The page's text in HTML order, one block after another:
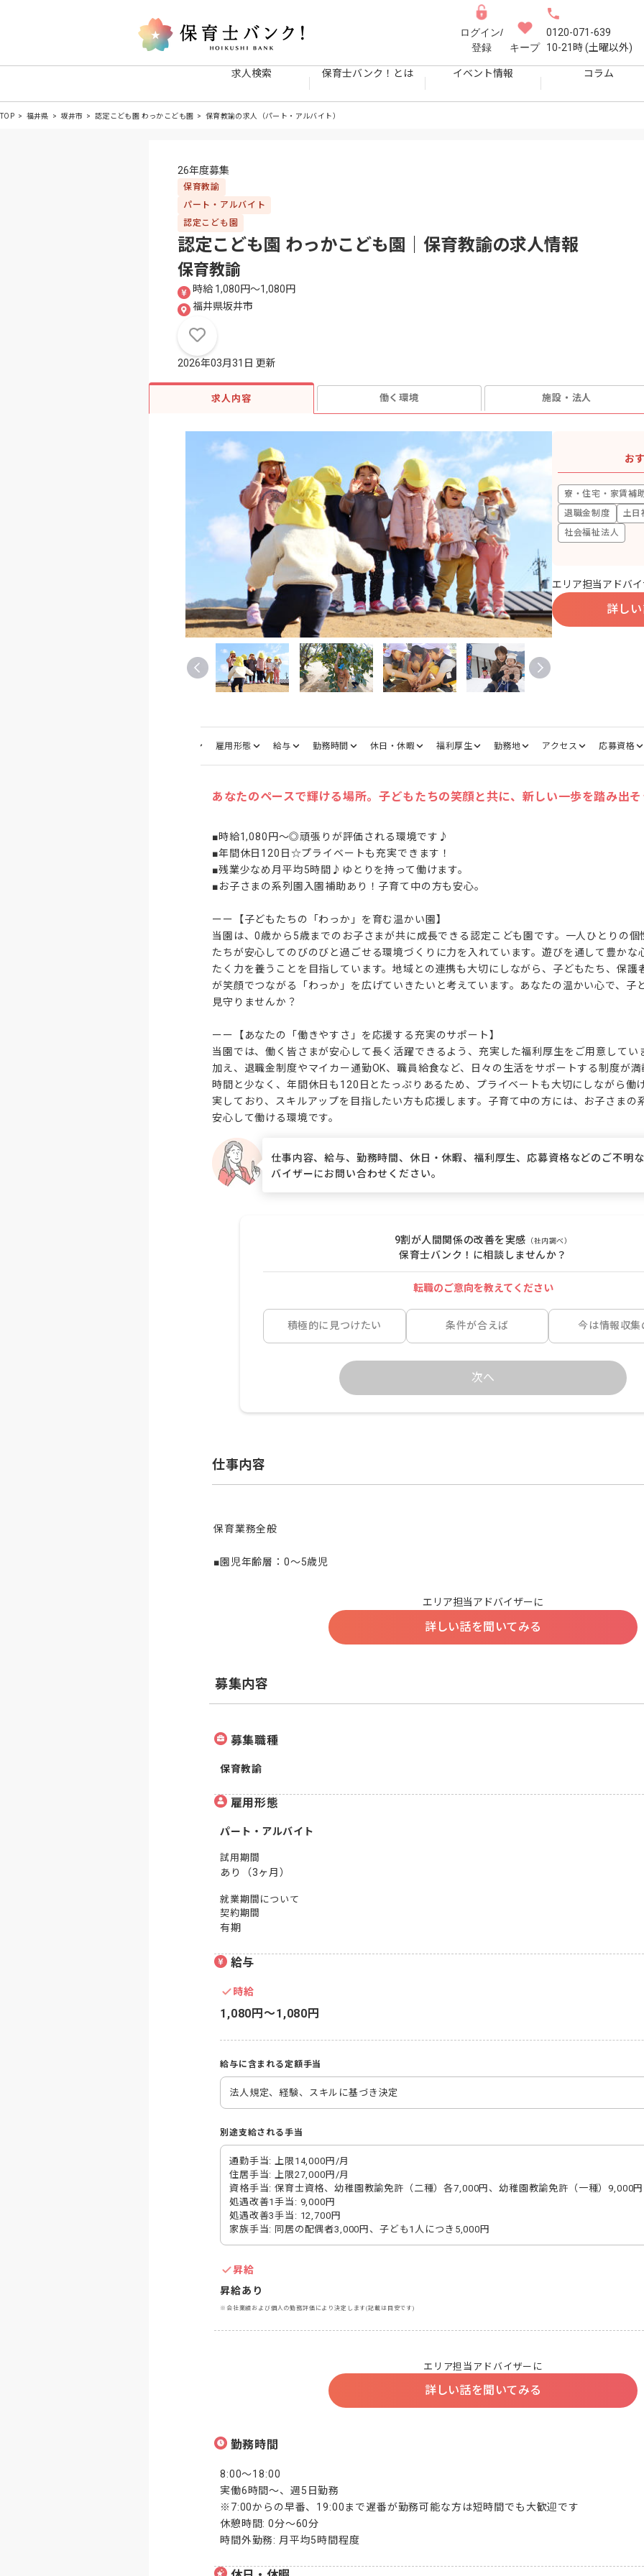
ログイン/
登録
キープ
0120-071-639
10-21時 (土曜以外)
求人検索 保育士バンク！とは イベント情報 コラム
TOP 福井県 坂井市 認定こども園 わっかこども園 保育教諭の求人（パート・アルバイト）
26年度募集
保育教諭
パート・アルバイト
認定こども園
認定こども園 わっかこども園｜保育教諭の求人情報
保育教諭
時給 1,080円〜1,080円
福井県坂井市
2026年03月31日 更新
求人内容 働く環境 施設・法人
お
寮・住宅・家賃補
退職金制度
土日
社会福祉法人
エリア担当アドバ
詳し
雇用形態 給与 勤務時間 休日・休暇 福利厚生 勤務地 アクセス 応募資格
あなたのペースで輝ける場所。子どもたちの笑顔と共に、新しい一歩を踏み出
■時給1,080円～◎頑張りが評価される環境です♪
■年間休日120日☆プライベートも充実できます！
■残業少なめ月平均5時間♪ゆとりを持って働けます。
■お子さまの系列園入園補助あり！子育て中の方も安心。
ーー【子どもたちの「わっか」を育む温かい園】
当園は、0歳から5歳までのお子さまが共に成長できる認定こども園です。一人ひとりの
たちが安心してのびのびと過ごせる環境づくりに力を入れています。遊びを通して豊かな
たく力を養うことを目指しています。地域との連携も大切にしながら、子どもたち、保護
が笑顔でつながる「わっか」を広げていきたいと考えています。あなたの温かい心で、子
見守りませんか？
ーー【あなたの「働きやすさ」を応援する充実のサポート】
当園では、働く皆さまが安心して長く活躍できるよう、充実した福利厚生をご用意してい
加え、退職金制度やマイカー通勤OK、職員給食など、日々の生活をサポートする制度が
時間と少なく、年間休日も120日とたっぷりあるため、プライベートも大切にしながら働
実しており、スキルアップを目指したい方も応援します。子育て中の方には、お子さまの
安心して働ける環境です。
仕事内容、給与、勤務時間、休日・休暇、福利厚生、応募資格などのご不明
バイザーにお問い合わせください。
9割が人間関係の改善を実感 （社内調べ）
保育士バンク！に相談しませんか？
転職のご意向を教えてください
積極的に見つけたい 条件が合えば 今は情報収集
次へ
仕事内容
保育業務全般
■園児年齢層：0～5歳児
エリア担当アドバイザーに
詳しい話を聞いてみる
募集内容
募集職種
保育教諭
雇用形態
パート・アルバイト
試用期間
あり（3ヶ月）
就業期間について
契約期間
有期
給与
時給
1,080円〜1,080円
給与に含まれる定額手当
法人規定、経験、スキルに基づき決定
別途支給される手当
通勤手当: 上限14,000円/月
住居手当: 上限27,000円/月
資格手当: 保育士資格、幼稚園教諭免許（二種）各7,000円、幼稚園教諭免許（一種）9,000円
処遇改善1手当: 9,000円
処遇改善3手当: 12,700円
家族手当: 同居の配偶者3,000円、子ども1人につき5,000円
昇給
昇給あり
※会社業績および個人の勤務評価により決定します(記載は目安です)
エリア担当アドバイザーに
詳しい話を聞いてみる
勤務時間
8:00～18:00
実働6時間～、週5日勤務
※7:00からの早番、19:00まで遅番が勤務可能な方は短時間でも大歓迎です
休憩時間: 0分～60分
時間外勤務: 月平均5時間程度